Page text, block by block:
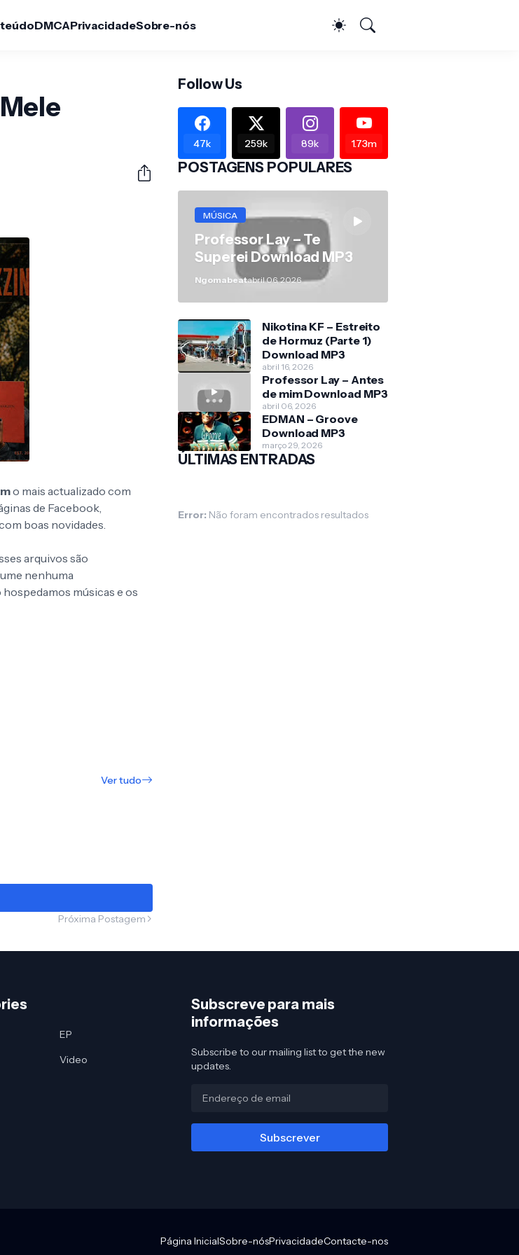
DMCAPrivacidadeSobre-nós
o mais actualizado com
de Facebook,
boas novidades.
arquivos são
nenhuma
músicas e os
Ver tudo
Próxima Postagem
Follow Us
47k 259k 89k 1.73m
POSTAGENS POPULARES
MÚSICA
Professor Lay – Te
Superei Download MP3
Ngomabeatabril 06, 2026
Nikotina KF – Estreito
de Hormuz (Parte 1)
Download MP3
abril 16, 2026
Professor Lay – Antes
de mim Download MP3
abril 06, 2026
EDMAN – Groove
Download MP3
março 29, 2026
ÚLTIMAS ENTRADAS
Error: Não foram encontrados resultados
EP
Video
Subscreve para mais
informações
Subscribe to our mailing list to get the new
updates.
Página InicialSobre-nósPrivacidadeContacte-nos